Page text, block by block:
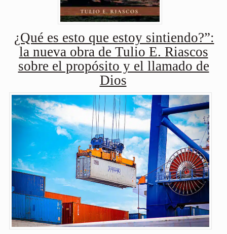
¿Qué es esto que estoy sintiendo?”:
la nueva obra de Tulio E. Riascos
sobre el propósito y el llamado de
Dios